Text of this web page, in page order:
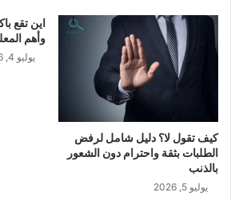
كيف تقول لا؟ دليل شامل لرفض
الطلبات بثقة واحترام دون الشعور
بالذنب
يوليو 5, 2026
اين تقع
وأهم
يوليو 4, 2026